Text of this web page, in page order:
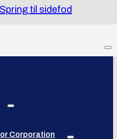
Spring til sidefod
Corporation